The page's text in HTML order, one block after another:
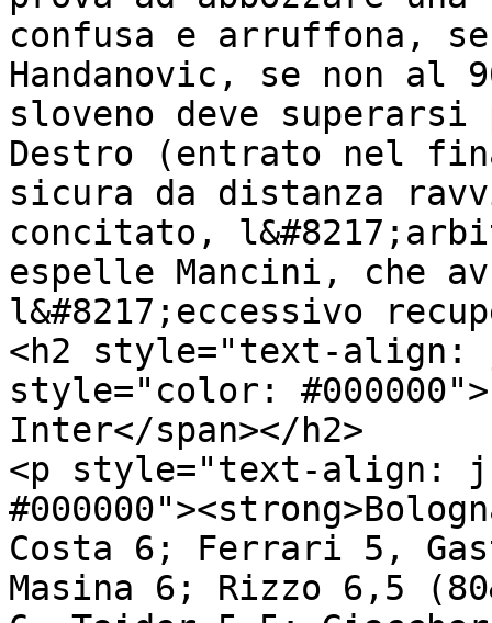
confusa e arruffona,
Handanovic, se non al
sloveno deve
Destro (entrato nel
sicura da distanza
concitato,
espelle Mancini, che
l&#8217;eccessivo
<h2 style="text-align:
style="color:
Inter</span></h2>
<p style="text-align:
Costa 6; Ferrari 5,
Masina 6; Rizzo 6,5